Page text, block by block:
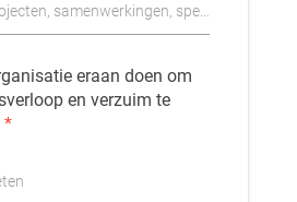
Denk bv. aan projecten, samenwerkingen, specifieke taken
eraan doen om
en verzuim te
*